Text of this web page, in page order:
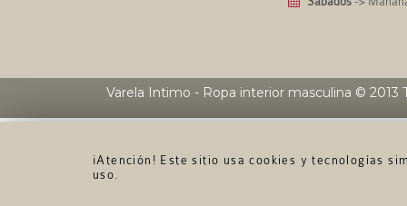
¡Atención! Este sitio usa cookies y tecnologías
uso.
Varela Intimo - Ropa interior masculina © 2013